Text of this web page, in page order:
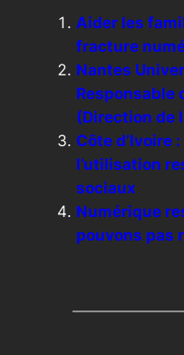
Aider les
fracture
Nantes
Responsable
(Direction de
Côte d’Ivoire
l’utilisation
sociaux
Numérique
pouvons pas